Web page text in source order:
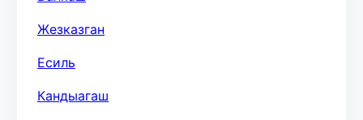
Жезказган
Есиль
Кандыагаш